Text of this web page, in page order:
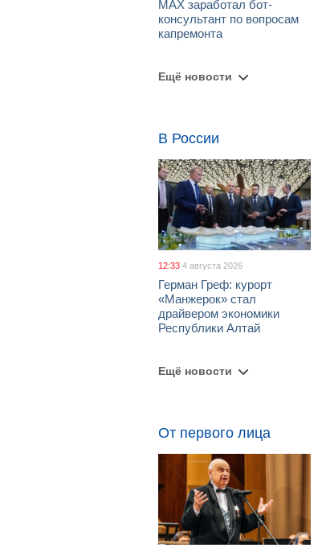
МАХ заработал бот-
консультант по вопросам
капремонта
Ещё новости
В России
12:33 4 августа 2026
Герман Греф: курорт
«Манжерок» стал
драйвером экономики
Республики Алтай
Ещё новости
От первого лица